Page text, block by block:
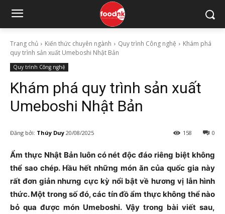
Trang chủ Kiến thức chuyên ngành Quy trình Công nghệ
Khám phá
quy trình sản xuất Umeboshi Nhật Bản
Quy trình Công nghệ
Khám phá quy trình sản xuất
Umeboshi Nhật Bản
Đăng bởi: Thúy Duy 20/08/2025 0
158
Ẩm thực Nhật Bản luôn có nét độc đáo riêng biệt không
thể sao chép. Hầu hết những món ăn của quốc gia này
rất đơn giản nhưng cực kỳ nổi bật về hương vị lẫn hình
thức. Một trong số đó, các tín đồ ẩm thực không thể nào
bỏ qua được món Umeboshi. Vậy trong bài viết sau,